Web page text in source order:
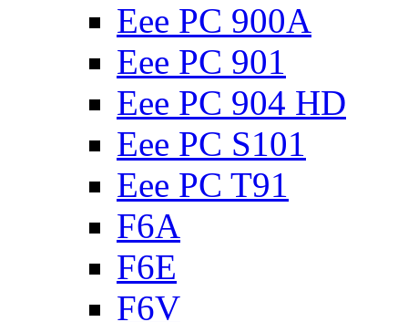
Eee PC 900A
Eee PC 901
Eee PC 904 HD
Eee PC S101
Eee PC T91
F6A
F6E
F6V